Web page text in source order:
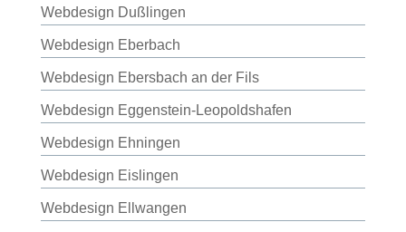
Webdesign Dußlingen
Webdesign Eberbach
Webdesign Ebersbach an der Fils
Webdesign Eggenstein-Leopoldshafen
Webdesign Ehningen
Webdesign Eislingen
Webdesign Ellwangen